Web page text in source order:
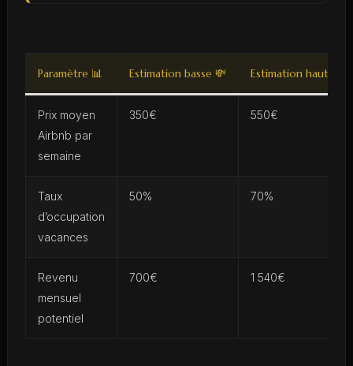
Paramètre 📊 Estimation basse 💸 Estimation haute 💰
Prix moyen
Airbnb par
semaine
350€ 550€
Taux
d’occupation
vacances
50% 70%
Revenu
mensuel
potentiel
700€ 1 540€